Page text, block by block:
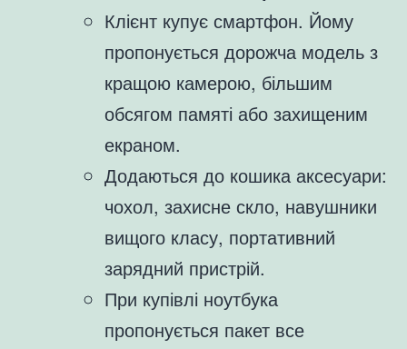
Клієнт купує смартфон. Йому
пропонується дорожча модель з
кращою камерою, більшим
обсягом памяті або захищеним
екраном.
Додаються до кошика аксесуари:
чохол, захисне скло, навушники
вищого класу, портативний
зарядний пристрій.
При купівлі ноутбука
пропонується пакет все